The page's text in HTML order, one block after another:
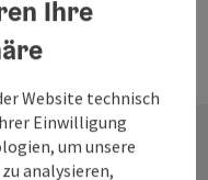
Ihre
Website technisch
Einwilligung
um unsere
analysieren,